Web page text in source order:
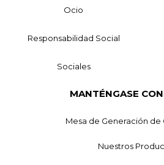
Ocio
Responsabilidad Social
Sociales
MANTÉNGASE
Mesa de Generación de
Nuestros